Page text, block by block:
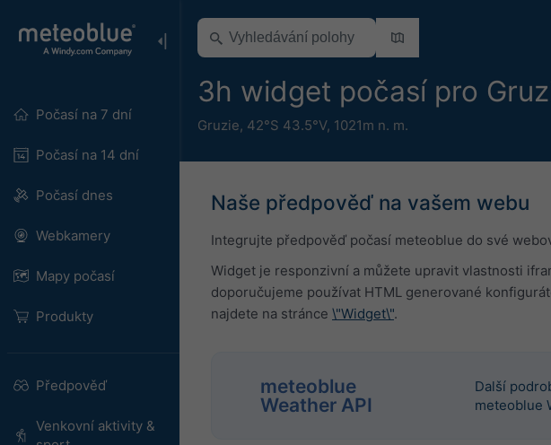
Počasí na 7 dní
Počasí na 14 dní
Počasí dnes
Webkamery
Mapy počasí
Produkty
Předpověď
Venkovní aktivity &
3h widget počasí pro
Gruzie, 42°S 43.5°V, 1021m n. m.
Naše předpověď na vašem webu
Integrujte předpověď počasí meteoblue do své
Widget je responzivní a můžete upravit vlastnosti
doporučujeme používat HTML generované
najdete na stránce \"Widget\".
meteoblue
Weather API
Další
meteoblue